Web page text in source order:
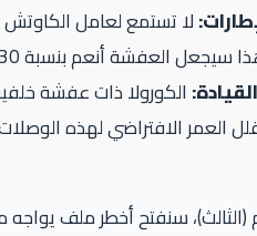
لا تستمع لعامل الكاوتش الذي يضبط الضغط على 35!
سيجعل العفشة أنعم بنسبة 30%.
العمر الافتراضي لهذه
(الثالث)، سنفتح أخطر ملف